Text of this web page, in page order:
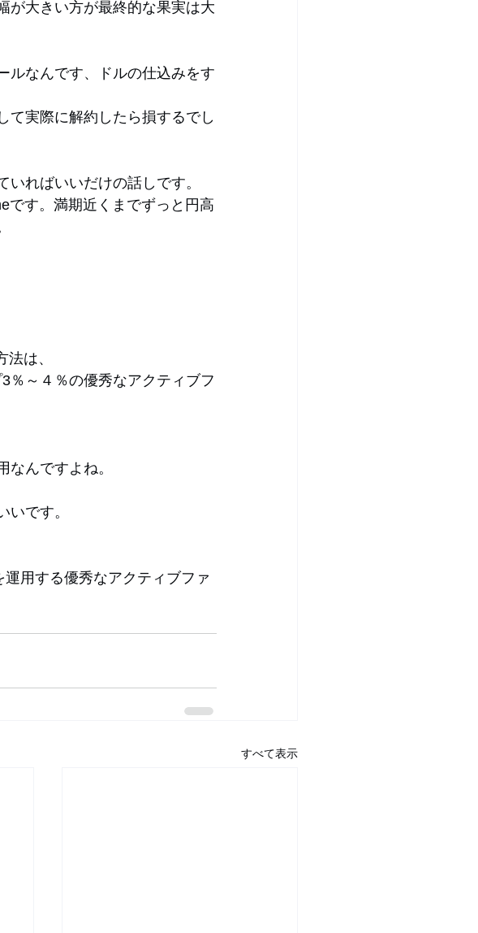
が大きい方が最終的な果実は大
ルなんです、ドルの仕込みをす
て実際に解約したら損するでし
ればいいだけの話しです。
です。満期近くまでずっと円高
は、
～４％の優秀なアクティブフ
んですよね。
です。
用する優秀なアクティブファ
すべて表示